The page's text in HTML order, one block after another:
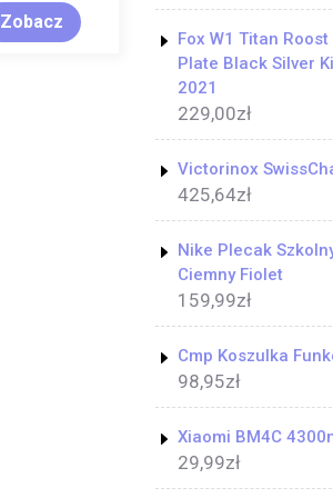
Zobacz
Fox W1 Titan
Plate Black Silver
2021
229,00zł
Victorinox
425,64zł
Nike Plecak
Ciemny Fiolet
159,99zł
Cmp Koszulka
98,95zł
Xiaomi BM4C
29,99zł